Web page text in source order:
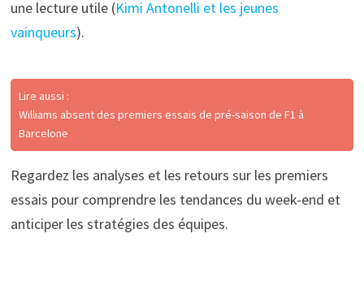
une lecture utile (Kimi Antonelli et les jeunes
vainqueurs).
Lire aussi :
Williams absent des premiers essais de pré-saison de F1 à
Barcelone
Regardez les analyses et les retours sur les premiers
essais pour comprendre les tendances du week-end et
anticiper les stratégies des équipes.